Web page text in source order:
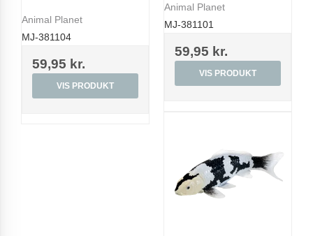
Animal Planet
MJ-381104
59,95 kr.
VIS PRODUKT
Animal Planet
MJ-381101
59,95 kr.
VIS PRODUKT